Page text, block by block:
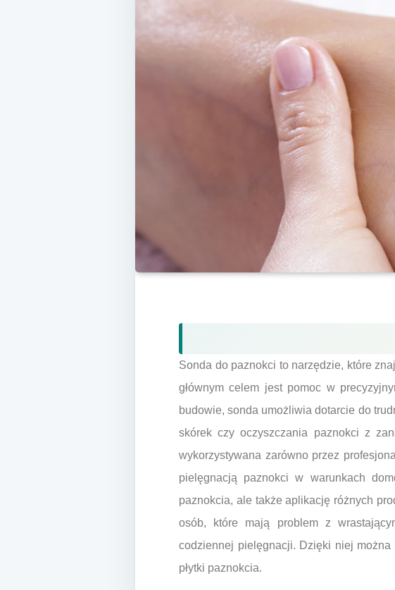
Sonda do paznokci to narzędzie, które
głównym celem jest pomoc w
budowie, sonda umożliwia dotarcie do
skórek czy oczyszczania paznokci z
wykorzystywana zarówno przez
pielęgnacją paznokci w warunkach
paznokcia, ale także aplikację różnych
osób, które mają problem z
codziennej pielęgnacji. Dzięki niej
płytki paznokcia.